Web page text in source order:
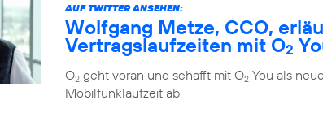
AUF TWITTER ANSEHEN:
Wolfgang Metze, CCO,
Vertragslaufzeiten mit O2
O2 geht voran und schafft mit O2 You als
Mobilfunklaufzeit ab.